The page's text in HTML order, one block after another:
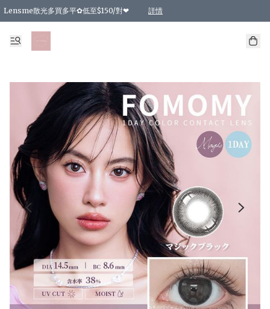
Lensme散光多買多平✿低至$150/對❤ 詳情
台灣Karacon⁩✧日拋 特價清貨❁⃘
日本韓國多款日/月拋現貨☼ 特價❤︎數量有限 售完即止
🇰🇷韓國多款月拋現貨 特價兩對$99✿數量有限 售完即止♫
精選商品，任選買2件或以上9 折；買4件或以上85 折；買6件或以上8 折
精選商品，任選買2件HKD 140.00；買4件HKD 260.00
精選商品，任選買2件HKD 190.00；買4件HKD 360.00
精選商品，任選買2件HKD 110.00；買4件HKD 180.00
精選商品，任選買2件HKD 170.00；買4件HKD 320.00
精選商品，任選買2件或以上減HKD 148.00
精選商品，任選買2件或以上減HKD 148.00
精選商品，任選買2件或以上95 折；買4件或以上9 折；買6件或以上85 折；買8件
精選商品，任選買12件或以上87 折
精選商品，任選買2件或以上減HKD 16.00；買4件或以上減HKD 32.00；買6
精選商品，任選買2件或以上95 折；買4件或以上9 折；買8件或以上85 折；買12
購物滿 HKD 800.00即享免運費優惠！（適用於 特定的送貨方式 )